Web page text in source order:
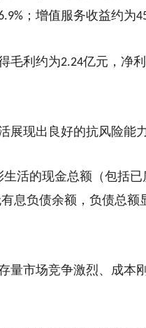
；增值服务收益约为
毛利约为2.24亿元，净
展现出良好的抗风险能力
生活的现金总额（包括
息负债余额， 负债总额
量市场竞争激烈、成本